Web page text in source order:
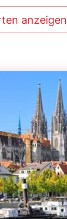
anzeigen